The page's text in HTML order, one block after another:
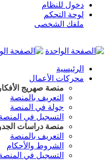
دخول للنظام
لوحة التحكم
ملفك الشخصى
الرئيسية
محركات الأعمال
منصة صهريج
التعريف بالمنصة
جولة في المنصة
التسجيل في
منصة دراسات
التعريف بالمنصة
الشروط والأحكام
التسجيل في